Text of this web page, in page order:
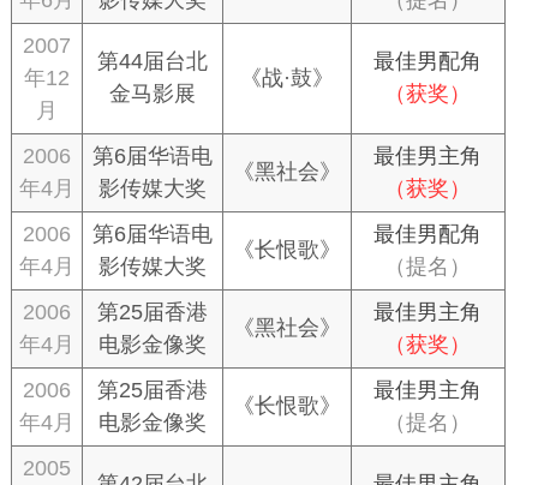
2007
年12
月
第44届台北
金马影展
《战·鼓》
最佳男配角
（获奖）
2006
年4月
第6届华语电
影传媒大奖
《黑社会》
最佳男主角
（获奖）
2006
年4月
第6届华语电
影传媒大奖
《长恨歌》
最佳男配角
（提名）
2006
年4月
第25届香港
电影金像奖
《黑社会》
最佳男主角
（获奖）
2006
年4月
第25届香港
电影金像奖
《长恨歌》
最佳男主角
（提名）
2005